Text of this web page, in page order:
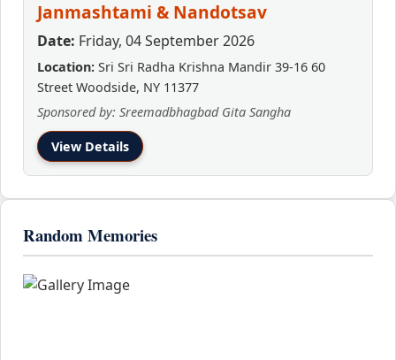
Janmashtami & Nandotsav
Date: Friday, 04 September 2026
Location: Sri Sri Radha Krishna Mandir 39-16 60
Street Woodside, NY 11377
Sponsored by: Sreemadbhagbad Gita Sangha
View Details
Random Memories